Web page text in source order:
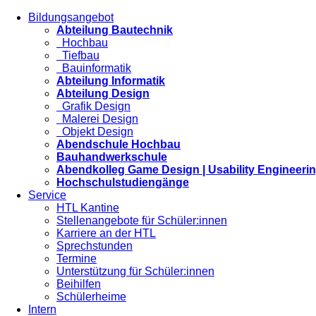
Bildungsangebot
Abteilung Bautechnik
Hochbau
Tiefbau
Bauinformatik
Abteilung Informatik
Abteilung Design
Grafik Design
Malerei Design
Objekt Design
Abendschule Hochbau
Bauhandwerkschule
Abendkolleg Game Design | Usability
Hochschulstudiengänge
Service
HTL Kantine
Stellenangebote für Schüler:innen
Karriere an der HTL
Sprechstunden
Termine
Unterstützung für Schüler:innen
Beihilfen
Schülerheime
Intern